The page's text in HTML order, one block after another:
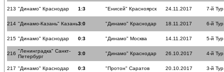
213 "Динамо" Краснодар 1:3 "Енисей" Красноярск 24.11.2017 7-й Тур
214 "Динамо-Казань" Казань3:0 "Динамо" Краснодар 18.11.2017 6-й Тур
215 "Динамо" Краснодар 0:3 "Динамо" Москва 14.11.2017 5-й Тур
216 "Ленинградка" Санкт-
Петербург
3:0 "Динамо" Краснодар 26.10.2017 4-й Тур
217 "Динамо" Краснодар 0:3 "Протон" Саратов 20.10.2017 3-й Тур